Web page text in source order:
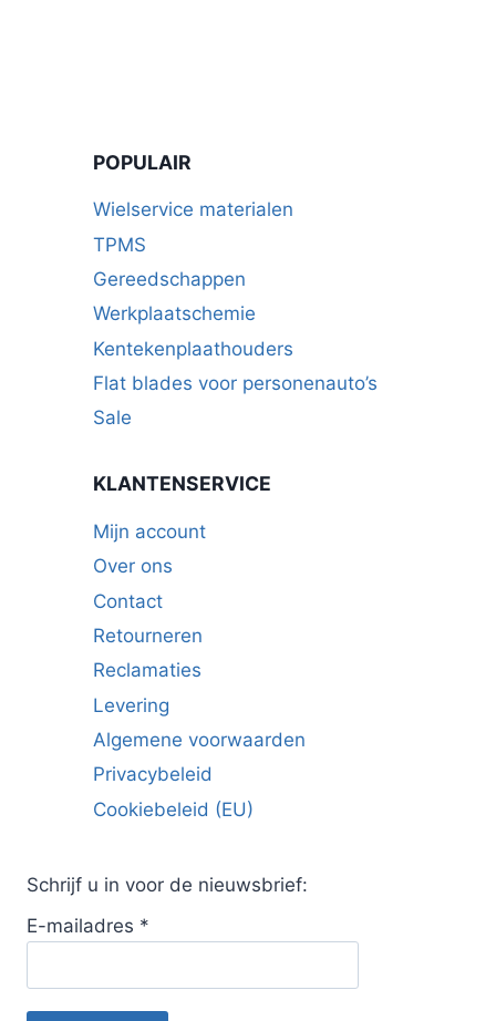
POPULAIR
Wielservice materialen
TPMS
Gereedschappen
Werkplaatschemie
Kentekenplaathouders
Flat blades voor personenauto’s
Sale
KLANTENSERVICE
Mijn account
Over ons
Contact
Retourneren
Reclamaties
Levering
Algemene voorwaarden
Privacybeleid
Cookiebeleid (EU)
Schrijf u in voor de nieuwsbrief:
E-mailadres *